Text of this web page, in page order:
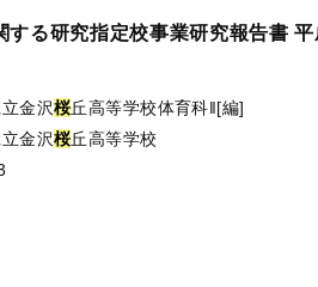
する研究指定校事業研究報告書
金沢桜丘高等学校体育科‖[編]
金沢桜丘高等学校